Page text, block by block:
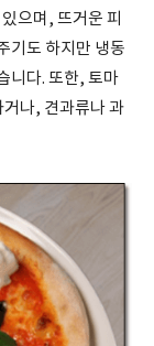
으며, 뜨거운 피
기도 하지만 냉동
니다. 또한, 토마
나, 견과류나 과